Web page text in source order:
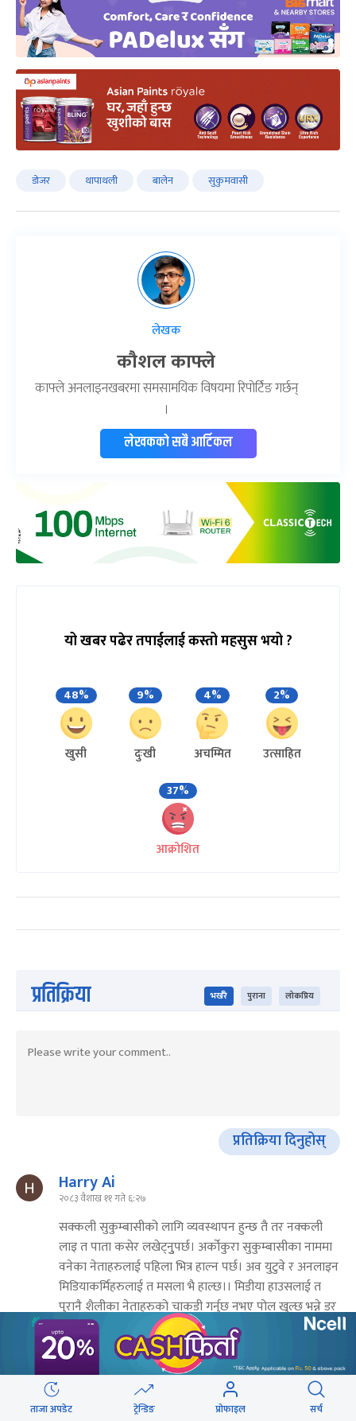
डोजर थापाथली बालेन सुकुमवासी
लेखक
कौशल काफ्ले
काफ्ले अनलाइनखबरमा समसामयिक विषयमा रिपोर्टिङ गर्छन्
।
लेखकको सबै आर्टिकल
यो खबर पढेर तपाईलाई कस्तो महसुस भयो ?
48%
खुसी
9%
दुःखी
4%
अचम्मित
2%
उत्साहित
37%
आक्रोशित
प्रतिक्रिया भर्खरै पुराना लोकप्रिय
प्रतिक्रिया दिनुहोस्
Harry Ai
२०८३ वैशाख ११ गते ६:२७
सक्कली सुकुम्बासीको लागि व्यवस्थापन हुन्छ तै तर नक्कली
लाइ त पाता कसेर लखेट्नुुपर्छ। अर्कोकुरा सुकुम्बासीका नाममा
वनेका नेताहरुलाई पहिला भित्र हाल्न पर्छ। अव युटुवे र अनलाइन
मिडियाकर्मिहरुलाई त मसला भै हाल्छ।। मिडीया हाउसलाई त
पुरानै शैलीका नेताहरुको चाकडी गर्नुछ नभए पोल खुल्छ भन्ने डर
छ।
Reply
ताजा अपडेट ट्रेन्डिङ प्रोफाइल सर्च